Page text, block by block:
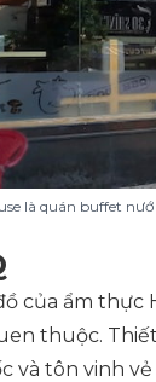
là quán buffet
của ẩm thực
thuộc.
và tôn vinh